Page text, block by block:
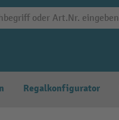
Regalkonfigurator